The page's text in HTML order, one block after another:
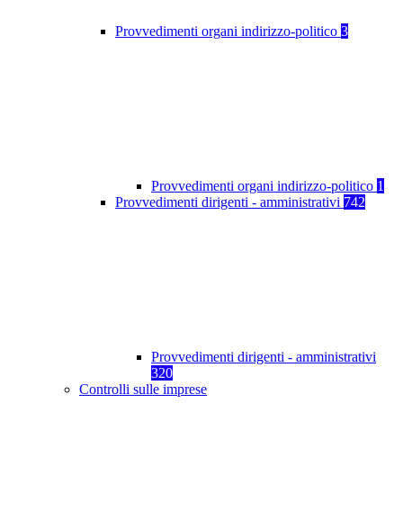
Provvedimenti organi indirizzo-politico 3
Provvedimenti organi indirizzo-politico 1
Provvedimenti dirigenti - amministrativi 742
Provvedimenti dirigenti - amministrativi
320
Controlli sulle imprese